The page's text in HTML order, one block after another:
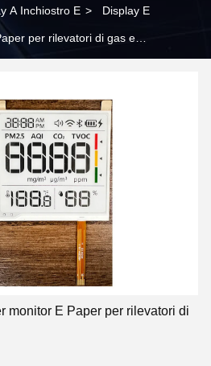
A Inchiostro E > Display E
per rilevatori di gas e
monitor E Paper per rilevatori di